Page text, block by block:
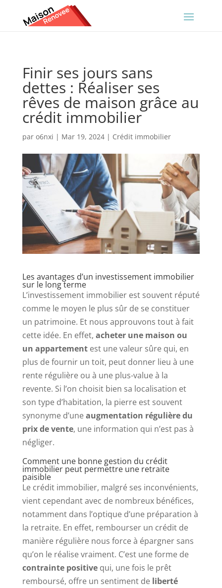
Finir ses jours sans
dettes : Réaliser ses
rêves de maison grâce au
crédit immobilier
par o6nxi | Mar 19, 2024| Crédit immobilier
Les avantages d’un investissement immobilier
sur le long terme
L’investissement immobilier est souvent réputé
comme le moyen le plus sûr de se constituer
un patrimoine. Et nous approuvons tout à fait
cette idée. En effet, acheter une maison ou
un appartementest une valeur sûre qui, en
plus de fournir un toit, peut donner lieu à une
rente régulière ou à une plus-value à la
revente. Si l’on choisit bien sa localisation et
son type d’habitation, la pierre est souvent
synonyme d’uneaugmentation régulière du
prix de vente, une information qui n’est pas à
négliger.
Comment une bonne gestion du crédit
immobilier peut permettre une retraite
paisible
Le crédit immobilier, malgré ses inconvénients,
vient cependant avec de nombreux bénéfices,
notamment dans l’optique d’une préparation à
la retraite. En effet, rembourser un crédit de
manière régulière nous force à épargner sans
qu’on le réalise vraiment. C’est une forme de
contrainte positivequi, une fois le prêt
remboursé, offre un sentiment de liberté